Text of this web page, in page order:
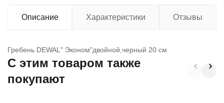
Описание Характеристики Отзывы
Гребень DEWAL" Эконом"двойной,черный 20 см
C этим товаром также
покупают